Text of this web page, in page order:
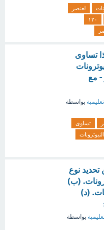
لعنصر
١٢٠
تساوى
- مع
بواسطة
تساوى
النيوترونات
نوع
(ب)
(د)
بواسطة